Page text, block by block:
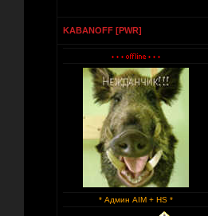
KABANOFF [PWR]
* Админ AIM + HS *